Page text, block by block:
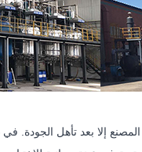
إلا بعد تأهل الجودة.